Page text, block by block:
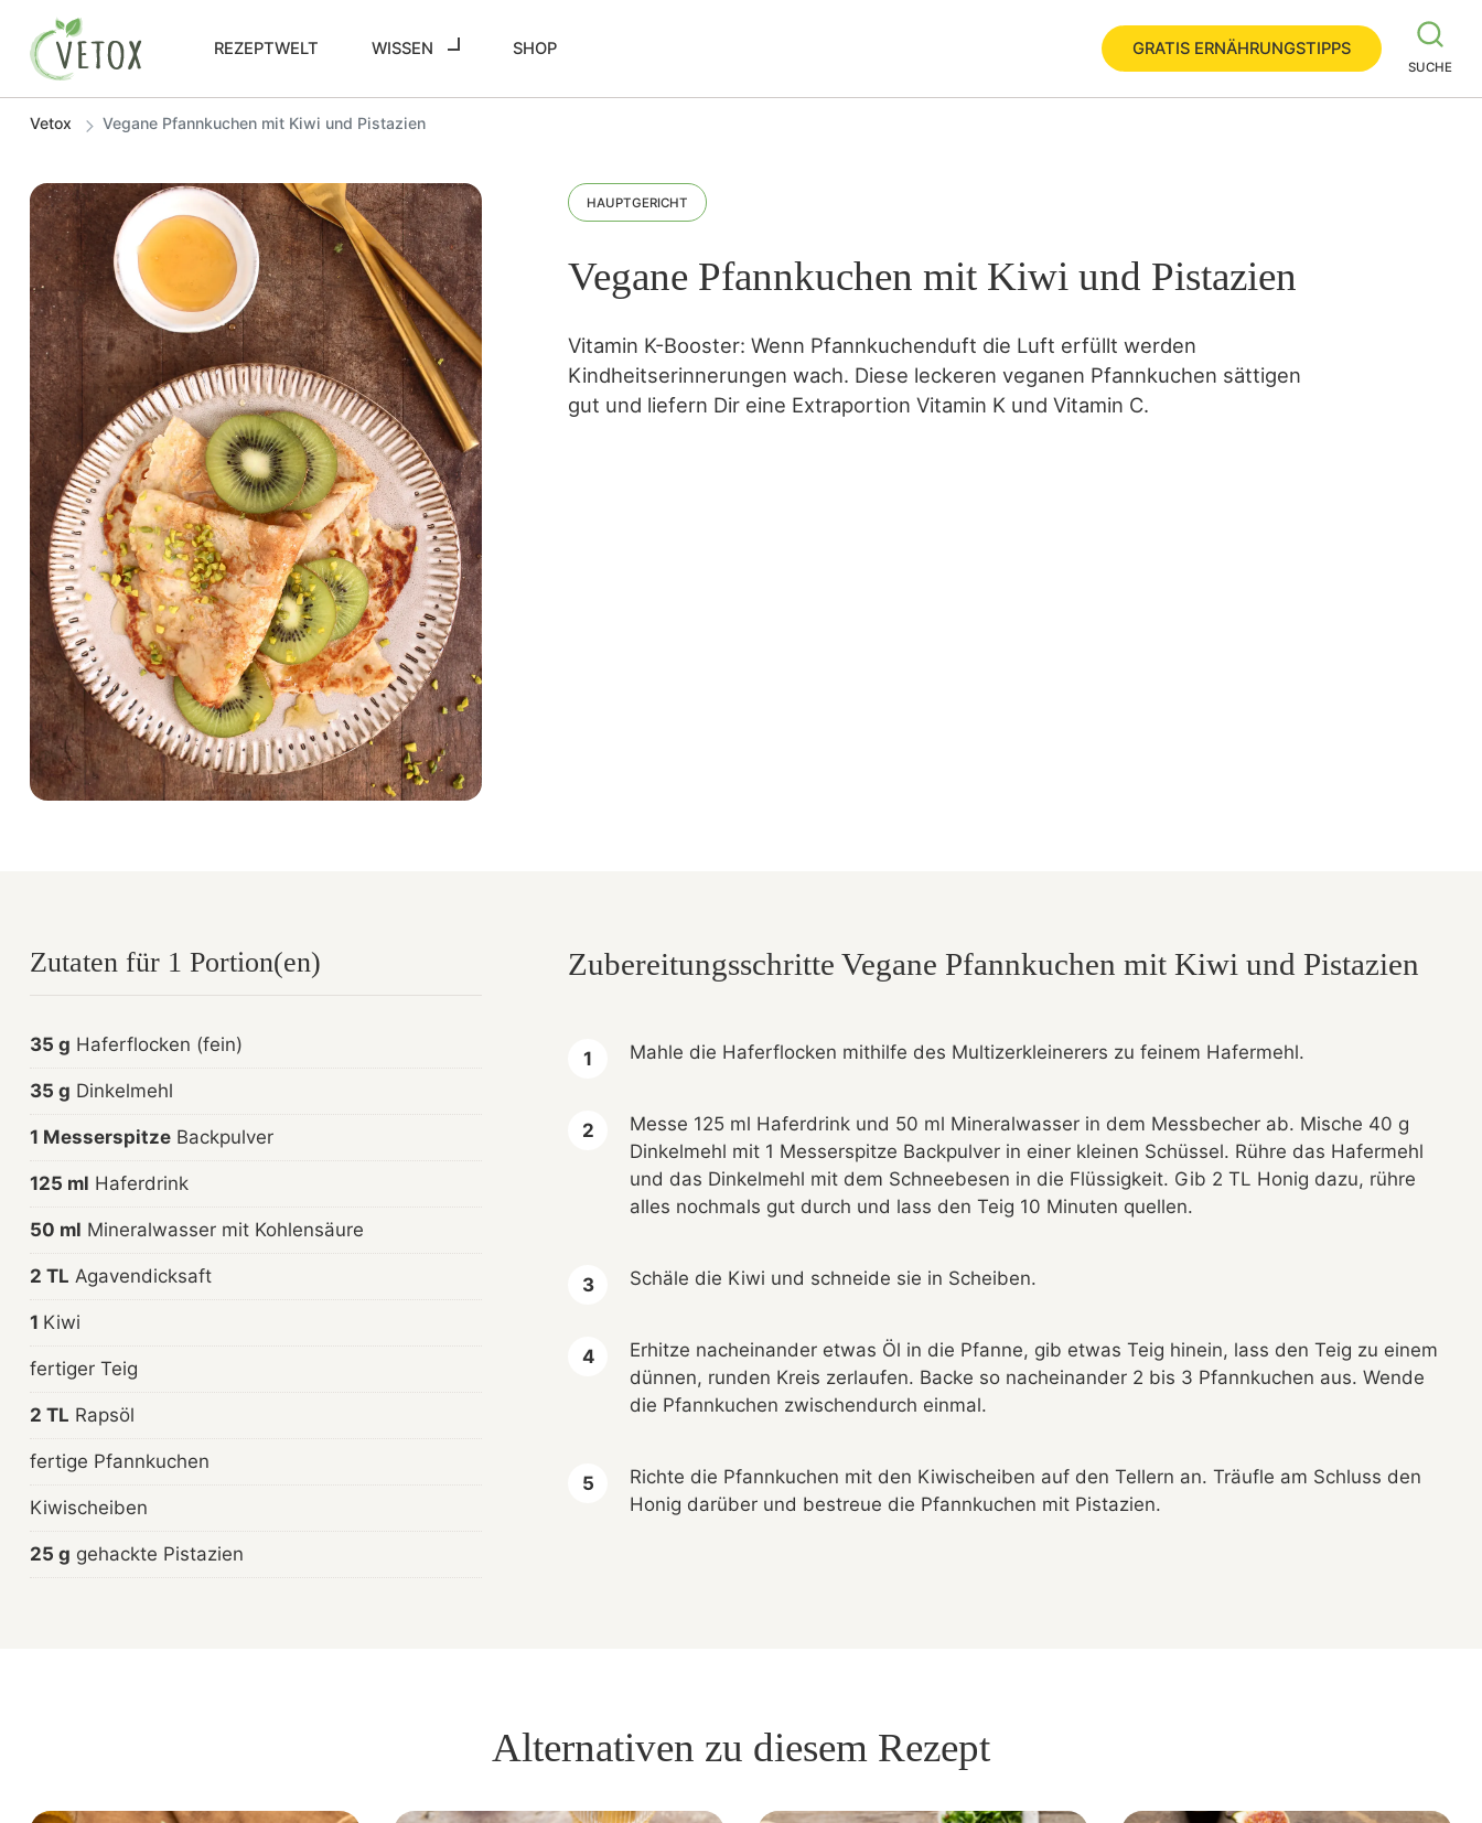
REZEPTWELT WISSEN SHOP GRATIS ERNÄHRUNGSTIPPS
SUCHE
Vetox Vegane Pfannkuchen mit Kiwi und Pistazien
HAUPTGERICHT
Vegane Pfannkuchen mit Kiwi und Pistazien
Vitamin K-Booster: Wenn Pfannkuchenduft die Luft erfüllt werden
Kindheitserinnerungen wach. Diese leckeren veganen Pfannkuchen sättigen
gut und liefern Dir eine Extraportion Vitamin K und Vitamin C.
Zutaten für 1 Portion(en)
35 g Haferflocken (fein)
35 g Dinkelmehl
1 Messerspitze Backpulver
125 ml Haferdrink
50 ml Mineralwasser mit Kohlensäure
2 TL Agavendicksaft
1 Kiwi
fertiger Teig
2 TL Rapsöl
fertige Pfannkuchen
Kiwischeiben
25 g gehackte Pistazien
Zubereitungsschritte Vegane Pfannkuchen mit Kiwi und Pistazien
Mahle die Haferflocken mithilfe des Multizerkleinerers zu feinem Hafermehl.
Messe 125 ml Haferdrink und 50 ml Mineralwasser in dem Messbecher ab. Mische 40 g
Dinkelmehl mit 1 Messerspitze Backpulver in einer kleinen Schüssel. Rühre das Hafermehl
und das Dinkelmehl mit dem Schneebesen in die Flüssigkeit. Gib 2 TL Honig dazu, rühre
alles nochmals gut durch und lass den Teig 10 Minuten quellen.
Schäle die Kiwi und schneide sie in Scheiben.
Erhitze nacheinander etwas Öl in die Pfanne, gib etwas Teig hinein, lass den Teig zu einem
dünnen, runden Kreis zerlaufen. Backe so nacheinander 2 bis 3 Pfannkuchen aus. Wende
die Pfannkuchen zwischendurch einmal.
Richte die Pfannkuchen mit den Kiwischeiben auf den Tellern an. Träufle am Schluss den
Honig darüber und bestreue die Pfannkuchen mit Pistazien.
Alternativen zu diesem Rezept